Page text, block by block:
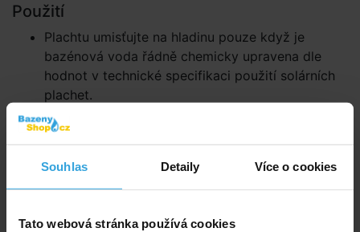
Souhlas Detaily Více o cookies
Tato webová stránka používá cookies
Použití
Plachtu umisťujte na hladinu pouze když je
bazénová voda řádně chemicky upravena dle
hodnot v technické specifikaci použití solárních
plachet.
Solární plachtu vždy umisťujte bublinkami
směrem dolů, tak aby volně plavala na hladině.
tím zvyšují teplotu vody.
Plachtu ihned po sundání z bazénu schovejte do